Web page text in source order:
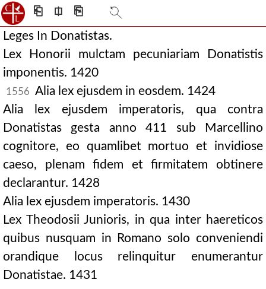
⎗ ⎅ ⎘
Leges In Donatistas.
Lex Honorii mulctam pecuniariam Donatistis
imponentis. 1420
1556
Alia lex ejusdem in eosdem. 1424
Alia lex ejusdem imperatoris, qua contra
Donatistas gesta anno 411 sub Marcellino
cognitore, eo quamlibet mortuo et invidiose
caeso, plenam fidem et firmitatem obtinere
declarantur. 1428
Alia lex ejusdem imperatoris. 1430
Lex Theodosii Junioris, in qua inter haereticos
quibus nusquam in Romano solo conveniendi
orandique locus relinquitur enumerantur
Donatistae. 1431